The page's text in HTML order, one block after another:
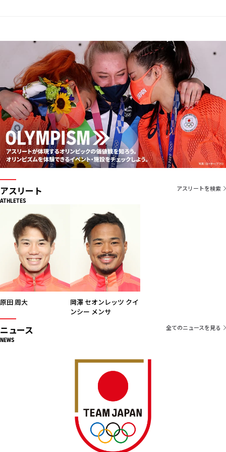
アスリート
ATHLETES
アスリートを検索
原田 周大
岡澤 セオンレッツ クイ
ンシー メンサ
ニュース
NEWS
全てのニュースを見る